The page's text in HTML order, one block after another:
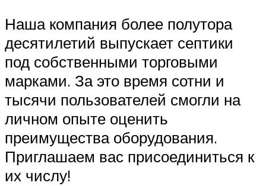
Наша компания более полутора
десятилетий выпускает септики
под собственными торговыми
марками. За это время сотни и
тысячи пользователей смогли на
личном опыте оценить
преимущества оборудования.
Приглашаем вас присоединиться к
их числу!